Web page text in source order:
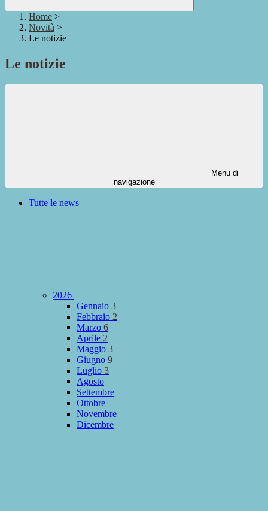
Home >
Novità >
Le notizie
Le notizie
Menu di
navigazione
Tutte le news
2026
Gennaio 3
Febbraio 2
Marzo 6
Aprile 2
Maggio 3
Giugno 9
Luglio 3
Agosto
Settembre
Ottobre
Novembre
Dicembre